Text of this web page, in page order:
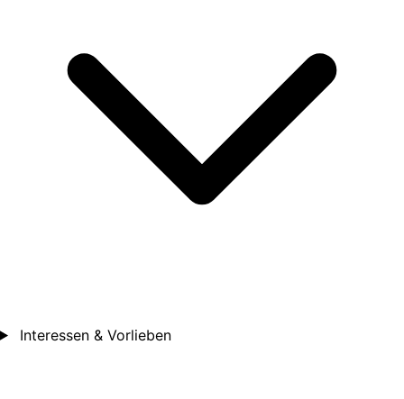
Interessen & Vorlieben